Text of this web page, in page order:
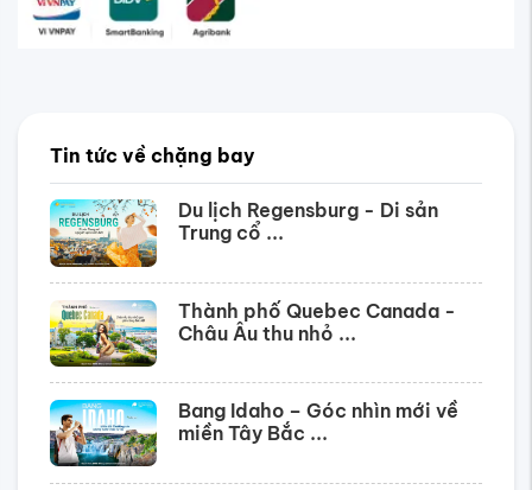
Tin tức về chặng bay
Du lịch Regensburg - Di sản
Trung cổ ...
Thành phố Quebec Canada -
Châu Âu thu nhỏ ...
Bang Idaho – Góc nhìn mới về
miền Tây Bắc ...